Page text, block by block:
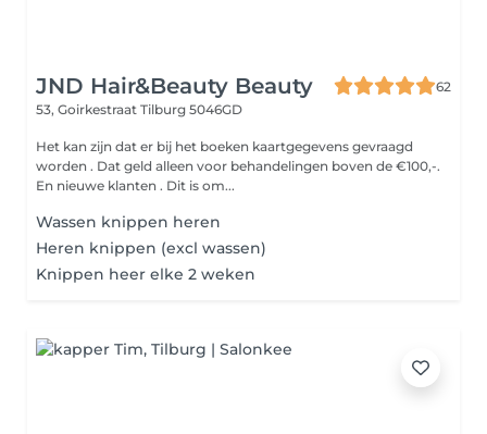
JND Hair&Beauty Beauty
62
53, Goirkestraat Tilburg 5046GD
Het kan zijn dat er bij het boeken kaartgegevens gevraagd
worden . Dat geld alleen voor behandelingen boven de €100,-.
En nieuwe klanten . Dit is om...
Wassen knippen heren
Heren knippen (excl wassen)
Knippen heer elke 2 weken